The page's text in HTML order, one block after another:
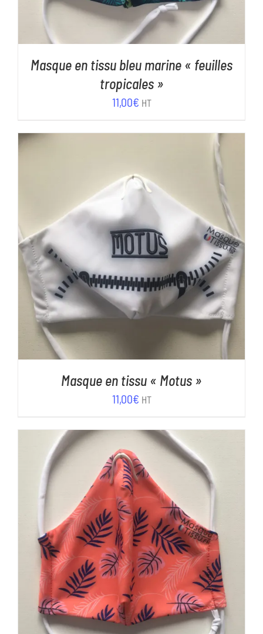
Masque en tissu bleu marine « feuilles
tropicales »
11,00€ HT
AJOUTER AU PANIER / DÉTAILS
Masque en tissu « Motus »
11,00€ HT
AJOUTER AU PANIER / DÉTAILS